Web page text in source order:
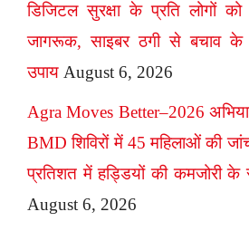
डिजिटल सुरक्षा के प्रति लोगों को
जागरूक, साइबर ठगी से बचाव के
उपाय August 6, 2026
Agra Moves Better–2026
BMD शिविरों में 45 महिलाओं की
प्रतिशत में हड्डियों की कमजोरी
August 6, 2026